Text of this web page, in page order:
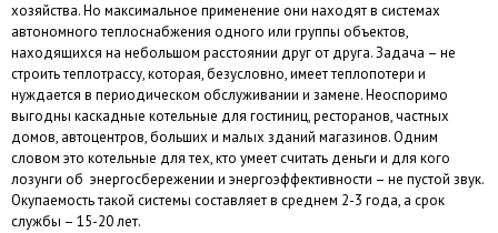
хозяйства. Но максимальное применение они находят в системах
автономного теплоснабжения одного или группы объектов,
находящихся на небольшом расстоянии друг от друга. Задача – не
строить теплотрассу, которая, безусловно, имеет теплопотери и
нуждается в периодическом обслуживании и замене. Неоспоримо
выгодны каскадные котельные для гостиниц, ресторанов, частных
домов, автоцентров, больших и малых зданий магазинов. Одним
словом это котельные для тех, кто умеет считать деньги и для кого
лозунги об энергосбережении и энергоэффективности – не пустой звук.
Окупаемость такой системы составляет в среднем 2-3 года, а срок
службы – 15-20 лет.